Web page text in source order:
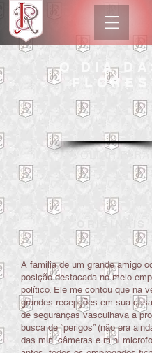
O DIA
FLORES
VOLTAR PARA
A família de um grande amigo
posição destacada no meio
político. Ele me contou que na
grandes recepções em sua
de seguranças vasculhava a
busca de “perigos” (não era
das mini câmeras e mini